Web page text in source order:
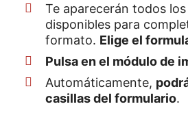
Te aparecerán todos
disponibles para
formato. Elige el
Pulsa en el módulo de
Automáticamente,
casillas del formulario.